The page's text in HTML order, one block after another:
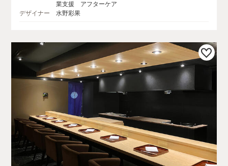
業支援 アフターケア
デザイナー
水野彩果